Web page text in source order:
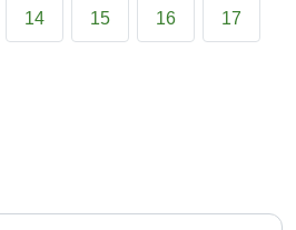
14 15 16 17